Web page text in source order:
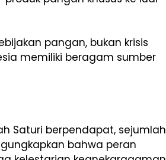
pangan, bukan krisis
memiliki beragam sumber
Saturi berpendapat, sejumlah
bahwa peran